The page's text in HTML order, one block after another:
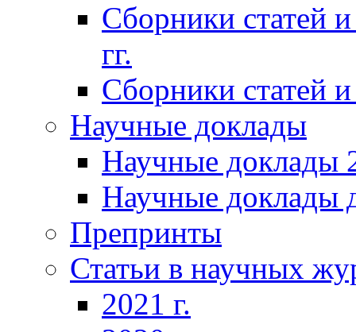
Сборники статей
гг.
Сборники статей
Научные доклады
Научные доклады
Научные доклады
Препринты
Статьи в научных
2021 г.